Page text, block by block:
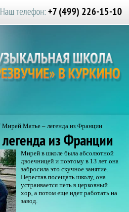
Наш телефон:+7 (499) 226-15-10
Мирей Матье – легенда из Франции
из Франции
Мирей в школе была абсолютной
двоечницей и поэтому в 13 лет она
забросила это скучное занятие.
Перестав посещать школу, она
устраивается петь в церковный
хор, а потом еще идет работать на
завод.